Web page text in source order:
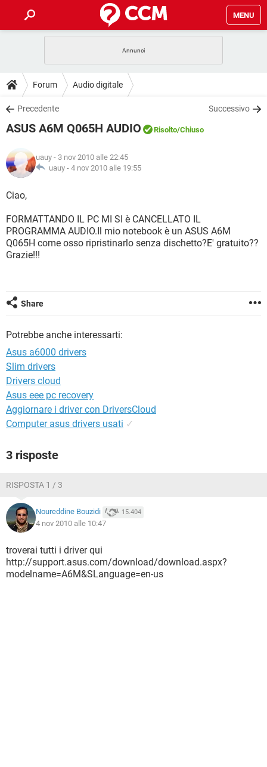
MENU
INTRATTENIMENTO
iOS
INSTAGRAM WHATSAPP
HARDWARE
GUIDE
COVID-19
INSTAGRAM
TIKTOK
HARDWARE
DOWNLOAD
COVID-19 GAMING
iOS
INSTAGRAM
HARDWARE
COVID-19
INTRATTENIMENTO
iOS
INSTAGRAM WHATSAPP
TIKTOK FACEBOOK
HARDWARE
GLOSSARIO
COVID-19
iOS WINDOWS 10
INSTAGRAM
Forum Audio digitale
Precedente Successivo
ASUS A6M Q065H AUDIO Risolto/Chiuso
uauy - 3 nov 2010 alle 22:45
uauy - 4 nov 2010 alle 19:55
Ciao,
FORMATTANDO IL PC MI SI è CANCELLATO IL
PROGRAMMA AUDIO.Il mio notebook è un ASUS A6M
Q065H come osso ripristinarlo senza dischetto?E' gratuito??
Grazie!!!
Share
Potrebbe anche interessarti:
Asus a6000 drivers
Slim drivers
Drivers cloud
Asus eee pc recovery
Aggiornare i driver con DriversCloud
Computer asus drivers usati ✓
3 risposte
RISPOSTA 1 / 3
Noureddine Bouzidi 15.404
4 nov 2010 alle 10:47
troverai tutti i driver qui
http://support.asus.com/download/download.aspx?
modelname=A6M&SLanguage=en-us